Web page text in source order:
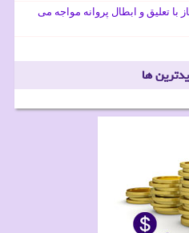
تعلیق و ابطال پروانه مواجه می
ها